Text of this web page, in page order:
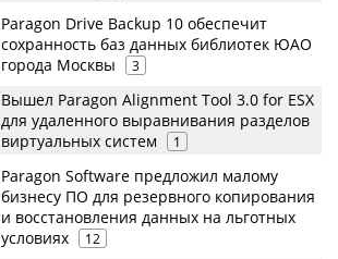
Paragon Drive Backup 10 обеспечит
сохранность баз данных библиотек ЮАО
города Москвы
3
Вышел Paragon Alignment Tool 3.0 for ESX
для удаленного выравнивания разделов
виртуальных систем
1
Paragon Software предложил малому
бизнесу ПО для резервного копирования
и восстановления данных на льготных
условиях
12